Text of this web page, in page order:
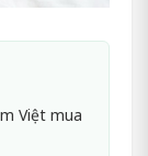
Việt mua